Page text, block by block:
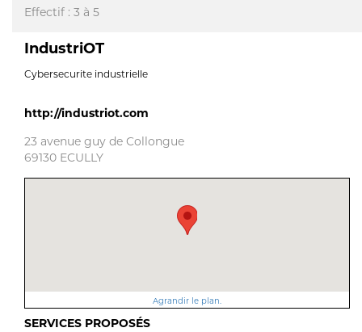
Effectif : 3 à 5
IndustriOT
cybersecurite industrielle
http://industriot.com
23 avenue guy de Collongue
69130 ECULLY
Agrandir le plan.
SERVICES PROPOSÉS